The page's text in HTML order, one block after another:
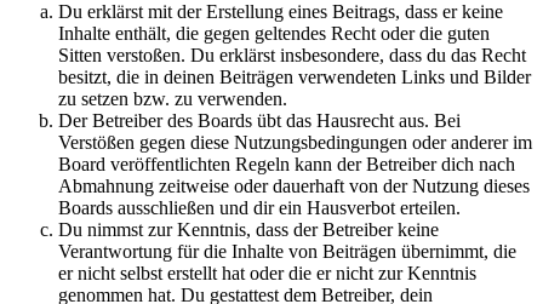
Du erklärst mit der Erstellung eines Beitrags, dass er keine
Inhalte enthält, die gegen geltendes Recht oder die guten
Sitten verstoßen. Du erklärst insbesondere, dass du das Recht
besitzt, die in deinen Beiträgen verwendeten Links und Bilder
zu setzen bzw. zu verwenden.
Der Betreiber des Boards übt das Hausrecht aus. Bei
Verstößen gegen diese Nutzungsbedingungen oder anderer im
Board veröffentlichten Regeln kann der Betreiber dich nach
Abmahnung zeitweise oder dauerhaft von der Nutzung dieses
Boards ausschließen und dir ein Hausverbot erteilen.
Du nimmst zur Kenntnis, dass der Betreiber keine
Verantwortung für die Inhalte von Beiträgen übernimmt, die
er nicht selbst erstellt hat oder die er nicht zur Kenntnis
genommen hat. Du gestattest dem Betreiber, dein